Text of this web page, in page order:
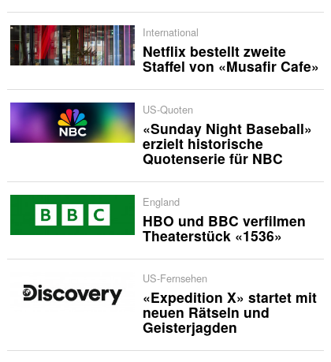
International
Netflix bestellt zweite
Staffel von «Musafir Cafe»
US-Quoten
«Sunday Night Baseball»
erzielt historische
Quotenserie für NBC
England
HBO und BBC verfilmen
Theaterstück «1536»
US-Fernsehen
«Expedition X» startet mit
neuen Rätseln und
Geisterjagden